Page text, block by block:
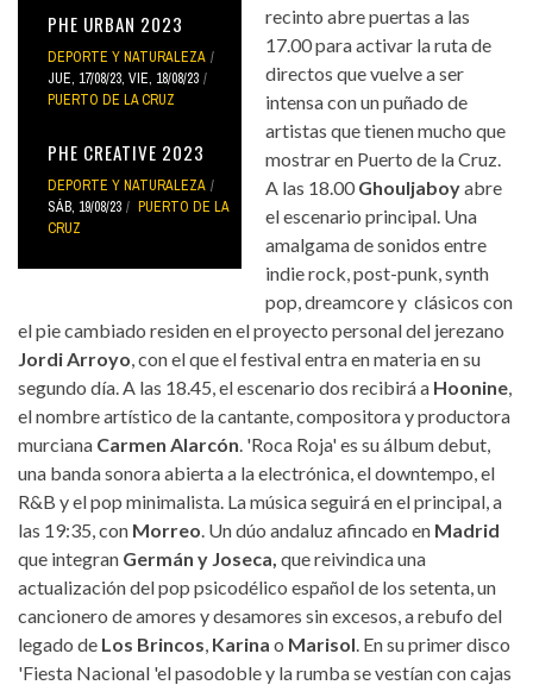
PHE URBAN 2023
DEPORTE Y NATURALEZA
JUE, 17/08/23, VIE, 18/08/23
PUERTO DE LA CRUZ
PHE CREATIVE 2023
DEPORTE Y NATURALEZA
SÁB, 19/08/23
PUERTO DE LA
CRUZ
recinto abre puertas a las
17.00 para activar la ruta de
directos que vuelve a ser
intensa con un puñado de
artistas que tienen mucho que
mostrar en Puerto de la Cruz.
A las 18.00 Ghouljaboyabre
el escenario principal. Una
amalgama de sonidos entre
indie rock, post-punk, synth
pop, dreamcore y clásicos con
el pie cambiado residen en el proyecto personal del jerezano
Jordi Arroyo, con el que el festival entra en materia en su
segundo día. A las 18.45, el escenario dos recibirá a Hoonine,
el nombre artístico de la cantante, compositora y productora
murciana Carmen Alarcón. 'Roca Roja' es su álbum debut,
una banda sonora abierta a la electrónica, el downtempo, el
R&B y el pop minimalista. La música seguirá en el principal, a
las 19:35, con Morreo. Un dúo andaluz afincado en Madrid
que integran Germán y Joseca, que reivindica una
actualización del pop psicodélico español de los setenta, un
cancionero de amores y desamores sin excesos, a rebufo del
legado de Los Brincos, Karina o Marisol. En su primer disco
'Fiesta Nacional 'el pasodoble y la rumba se vestían con cajas